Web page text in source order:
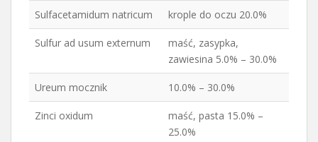
Sulfacetamidum natricum krople do oczu 20.0%
Sulfur ad usum externum
maść, zasypka,
zawiesina 5.0% – 30.0%
Ureum mocznik 10.0% – 30.0%
Zinci oxidum
maść, pasta 15.0% –
25.0%